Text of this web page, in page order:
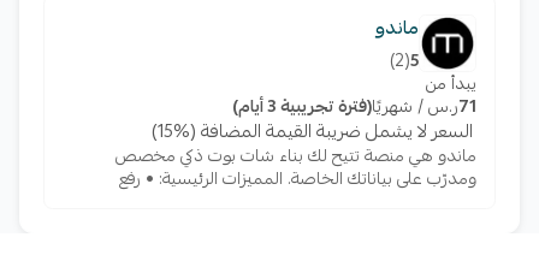
ماندو
5
(
2
)
يبدأ من
71ر.س / شهريًا(فترة تجريبية 3 أيام)
السعر لا يشمل ضريبة القيمة المضافة (%15)
ماندو هي منصة تتيح لك بناء شات بوت ذكي مخصص
ومدرّب على بياناتك الخاصة. المميزات الرئيسية: • رفع